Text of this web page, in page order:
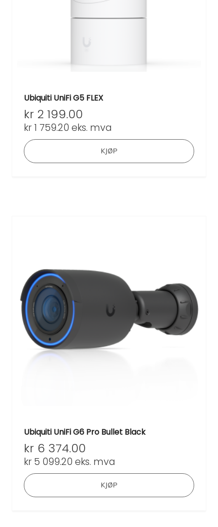
Ubiquiti UniFi G5 FLEX
kr 2 199.00
kr1 759.20 eks. mva
KJØP
Ubiquiti UniFi G6 Pro Bullet Black
kr 6 374.00
kr 5 099.20 eks. mva
KJØP